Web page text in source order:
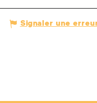
Signaler une